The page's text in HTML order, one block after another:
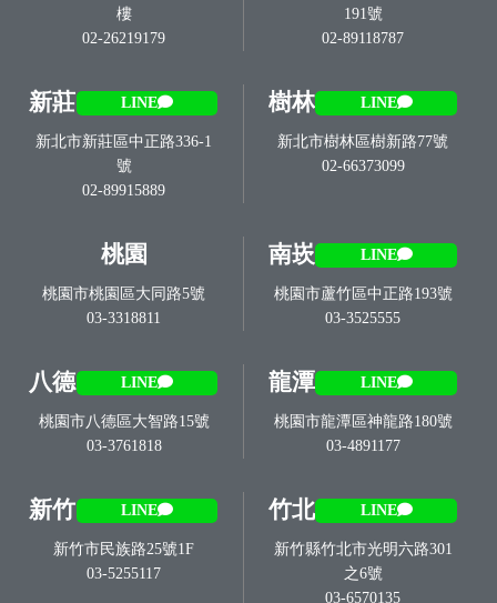
樓
02-26219179
191號
02-89118787
新莊 LINE
新北市新莊區中正路336-1
號
02-89915889
樹林 LINE
新北市樹林區樹新路77號
02-66373099
桃園
桃園市桃園區大同路5號
03-3318811
南崁 LINE
桃園市蘆竹區中正路193號
03-3525555
八德 LINE
桃園市八德區大智路15號
03-3761818
龍潭 LINE
桃園市龍潭區神龍路180號
03-4891177
新竹 LINE
新竹市民族路25號1F
03-5255117
竹北 LINE
新竹縣竹北市光明六路301
之6號
03-6570135